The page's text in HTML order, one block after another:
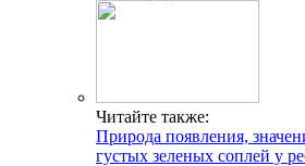
Читайте также:
Природа появления,
густых зеленых соплей у